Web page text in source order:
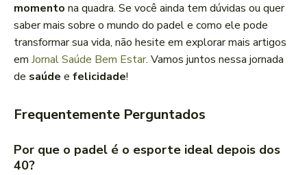
momento na quadra. Se você ainda tem dúvidas ou quer
saber mais sobre o mundo do padel e como ele pode
transformar sua vida, não hesite em explorar mais artigos
em Jornal Saúde Bem Estar. Vamos juntos nessa jornada
de saúde e felicidade!
Frequentemente Perguntados
Por que o padel é o esporte ideal depois dos
40?